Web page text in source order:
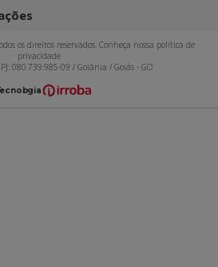
os direitos reservados. Conheça nossa política de
privacidade
080.739.985-09 / Goiânia / Goiás - GO
ecnologia